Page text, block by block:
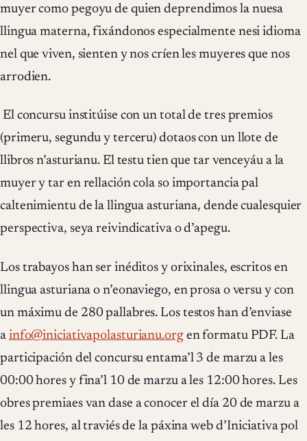
muyer como pegoyu de quien deprendimos la nuesa
llingua materna, fixándonos especialmente nesi idioma
nel que viven, sienten y nos críen les muyeres que nos
arrodien.
El concursu institúise con un total de tres premios
(primeru, segundu y terceru) dotaos con un llote de
llibros n’asturianu. El testu tien que tar venceyáu a la
muyer y tar en rellación cola so importancia pal
caltenimientu de la llingua asturiana, dende cualesquier
perspectiva, seya reivindicativa o d’apegu.
Los trabayos han ser inéditos y orixinales, escritos en
llingua asturiana o n’eonaviego, en prosa o versu y con
un máximu de 280 pallabres. Los testos han d’enviase
a info@iniciativapolasturianu.orgen formatu PDF. La
participación del concursu entama’l 3 de marzu a les
00:00 hores y fina’l 10 de marzu a les 12:00 hores. Les
obres premiaes van dase a conocer el día 20 de marzu a
les 12 hores, al traviés de la páxina web d’Iniciativa pol